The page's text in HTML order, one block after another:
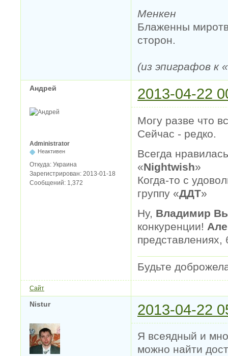
Менкен
Блаженны
сторон.
(из эпиграфов к
Андрей 2013-04-22
Administrator
Неактивен
Откуда: Украина
Зарегистрирован: 2013-01-18
Сообщений: 1,372
Могу разве что
Сейчас - редко.
Всегда
«Nightwish»
Когда-то с
группу «ДДТ»
Ну, Владимир
конкуренции!
Будьте
Сайт
Nistur 2013-04-22
Я всеядный и
можно найти